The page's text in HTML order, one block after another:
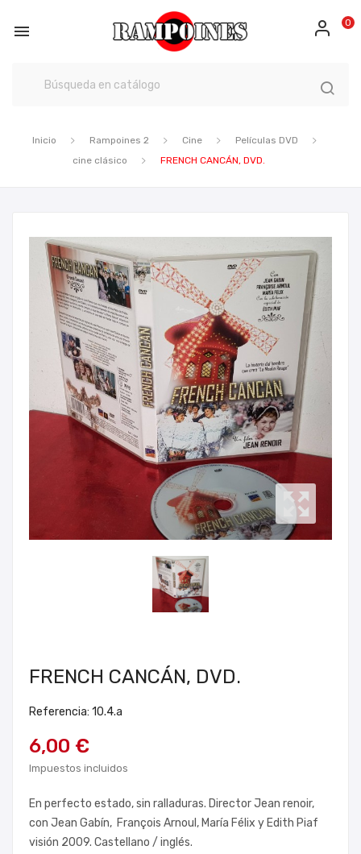
 0
Inicio Rampoines 2 Cine
Películas DVD
cine clásico
FRENCH CANCÁN, DVD.
FRENCH CANCÁN, DVD.
Referencia: 10.4.a
6,00 €
Impuestos incluidos
En perfecto estado, sin ralladuras. Director Jean renoir,
con Jean Gabín, François Arnoul, María Félix y Edith Piaf
visión 2009. Castellano / inglés.